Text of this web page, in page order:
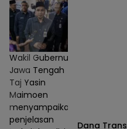
Wakil Gubernur
Jawa Tengah
Taj Yasin
Maimoen
menyampaikan
penjelasan
Dana